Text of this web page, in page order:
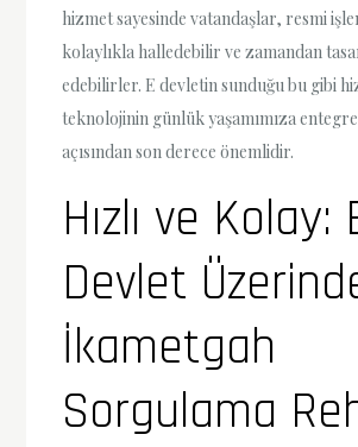
hizmet sayesinde vatandaşlar, resmi
kolaylıkla halledebilir ve zamandan
edebilirler. E devletin sunduğu bu gibi
teknolojinin günlük yaşamımıza
açısından son derece önemlidir.
Hızlı ve Kolay:
Devlet
İkametgah
Sorgulama